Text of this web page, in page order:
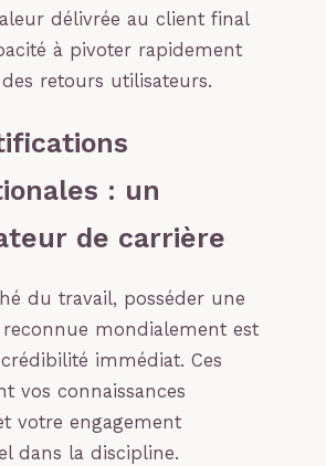
délivrée au client final
à pivoter rapidement
retours utilisateurs.
: un
de carrière
du travail, posséder une
mondialement est
immédiat. Ces
vos connaissances
votre engagement
dans la discipline.